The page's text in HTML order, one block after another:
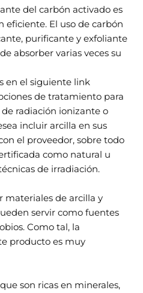
del carbón activado es
eficiente. El uso de carbón
purificante y exfoliante
absorber varias veces su
en el siguiente link
de tratamiento para
radiación ionizante o
incluir arcilla en sus
el proveedor, sobre todo
como natural u
de irradiación.
materiales de arcilla y
servir como fuentes
Como tal, la
producto es muy
son ricas en minerales,